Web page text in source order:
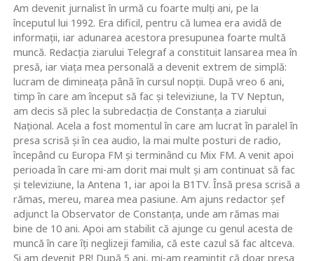
Am devenit jurnalist în urmă cu foarte mulţi ani, pe la
începutul lui 1992. Era dificil, pentru că lumea era avidă de
informaţii, iar adunarea acestora presupunea foarte multă
muncă. Redacţia ziarului Telegraf a constituit lansarea mea în
presă, iar viaţa mea personală a devenit extrem de simplă:
lucram de dimineaţa până în cursul nopţii. După vreo 6 ani,
timp în care am început să fac şi televiziune, la TV Neptun,
am decis să plec la subredacţia de Constanţa a ziarului
Naţional. Acela a fost momentul în care am lucrat în paralel în
presa scrisă şi în cea audio, la mai multe posturi de radio,
începând cu Europa FM şi terminând cu Mix FM. A venit apoi
perioada în care mi-am dorit mai mult şi am continuat să fac
şi televiziune, la Antena 1, iar apoi la B1TV. Însă presa scrisă a
rămas, mereu, marea mea pasiune. Am ajuns redactor şef
adjunct la Observator de Constanţa, unde am rămas mai
bine de 10 ani. Apoi am stabilit că ajunge cu genul acesta de
muncă în care îţi neglizeji familia, că este cazul să fac altceva.
Şi am devenit PR! După 5 ani, mi-am reamintit că doar presa